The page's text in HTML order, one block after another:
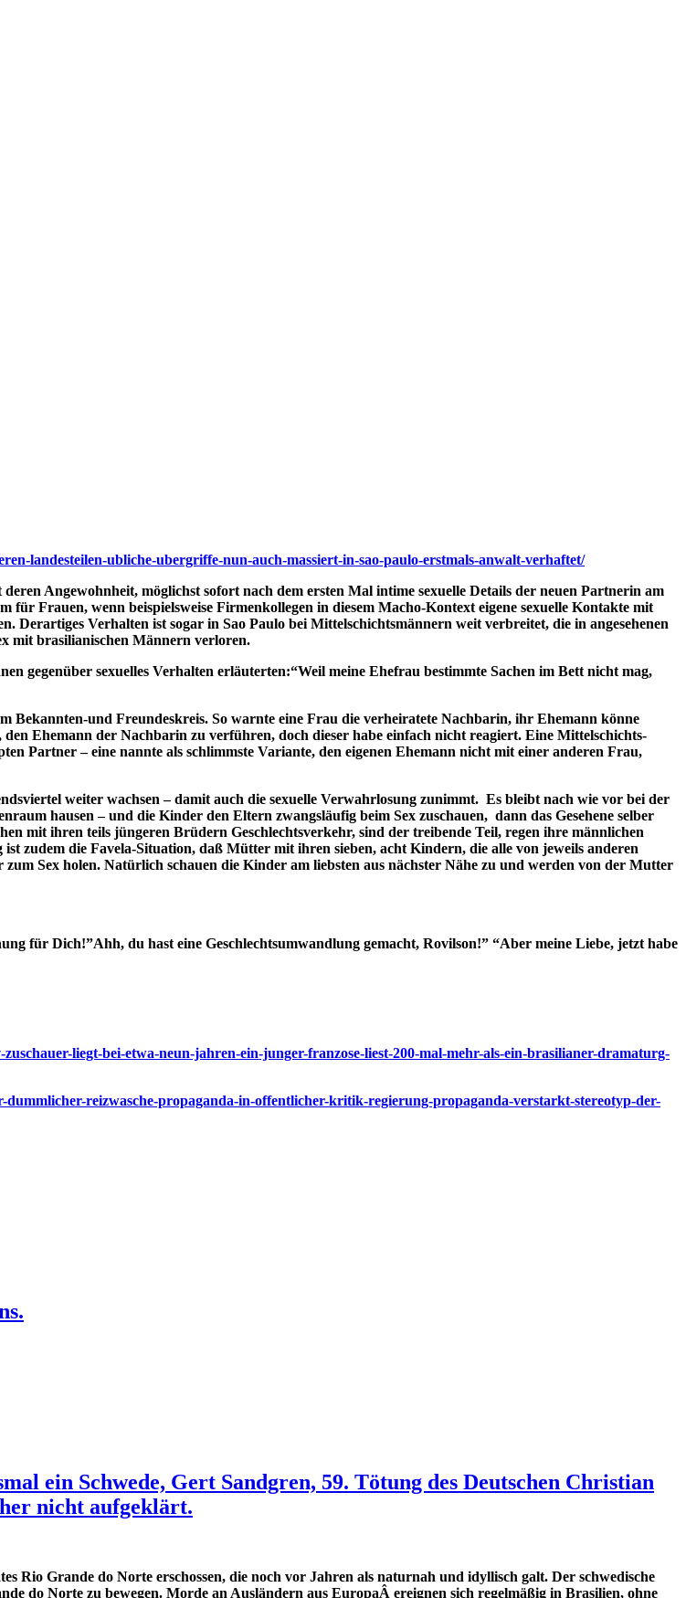
landesteilen-ubliche-ubergriffe-nun-auch-massiert-in-sao-paulo-erstmals-anwalt-verhaftet/
Angewohnheit, möglichst sofort nach dem ersten Mal intime sexuelle Details der neuen Partnerin am
für Frauen, wenn beispielsweise Firmenkollegen in diesem Macho-Kontext eigene sexuelle Kontakte mit
Verhalten ist sogar in Sao Paulo bei Mittelschichtsmännern weit verbreitet, die in angesehenen
mit brasilianischen Männern verloren.
gegenüber sexuelles Verhalten erläuterten:“Weil meine Ehefrau bestimmte Sachen im Bett nicht mag,
Bekannten-und Freundeskreis. So warnte eine Frau die verheiratete Nachbarin, ihr Ehemann könne
Ehemann der Nachbarin zu verführen, doch dieser habe einfach nicht reagiert. Eine Mittelschichts-
Partner – eine nannte als schlimmste Variante, den eigenen Ehemann nicht mit einer anderen Frau,
weiter wachsen – damit auch die sexuelle Verwahrlosung zunimmt. Es bleibt nach wie vor bei der
hausen – und die Kinder den Eltern zwangsläufig beim Sex zuschauen, dann das Gesehene selber
mit ihren teils jüngeren Brüdern Geschlechtsverkehr, sind der treibende Teil, regen ihre männlichen
zudem die Favela-Situation, daß Mütter mit ihren sieben, acht Kindern, die alle von jeweils anderen
Sex holen. Natürlich schauen die Kinder am liebsten aus nächster Nähe zu und werden von der Mutter
für Dich!”Ahh, du hast eine Geschlechtsumwandlung gemacht, Rovilson!” “Aber meine Liebe, jetzt habe
liegt-bei-etwa-neun-jahren-ein-junger-franzose-liest-200-mal-mehr-als-ein-brasilianer-dramaturg-
reizwasche-propaganda-in-offentlicher-kritik-regierung-propaganda-verstarkt-stereotyp-der-
ein Schwede, Gert Sandgren, 59. Tötung des Deutschen Christian
nicht aufgeklärt.
Rio Grande do Norte erschossen, die noch vor Jahren als naturnah und idyllisch galt. Der schwedische
do Norte zu bewegen. Morde an Ausländern aus EuropaÂ ereignen sich regelmäßig in Brasilien, ohne